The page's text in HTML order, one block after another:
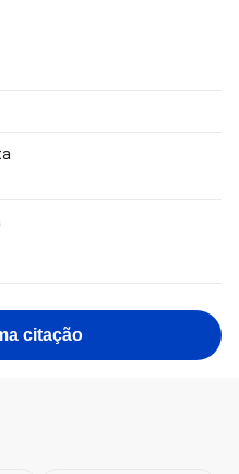
citação